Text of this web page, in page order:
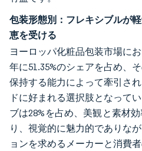
包装形態別：フレキシブルが
恵を受ける
ヨーロッパ化粧品包装市場に
年に51.35%のシェアを占め、
保持する能力によって牽引さ
ドに好まれる選択肢となって
ブは28%を占め、美観と素材
り、視覚的に魅力的でありな
ョンを求めるメーカーと消費